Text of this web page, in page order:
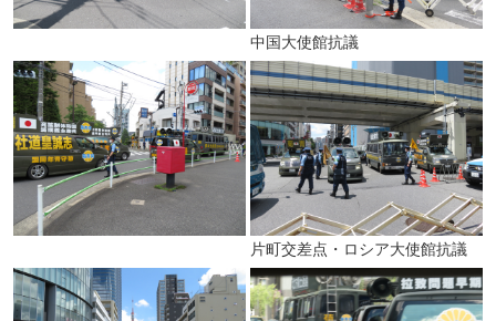
中国大使館抗議
片町交差点・ロシア大使館抗議